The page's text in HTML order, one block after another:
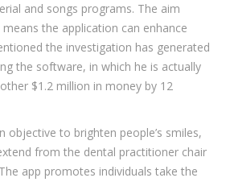
and songs programs. The aim
the application can enhance
the investigation has generated
the software, in which he is actually
$1.2 million in money by 12
objective to brighten people’s smiles,
from the dental practitioner chair
app promotes individuals take the